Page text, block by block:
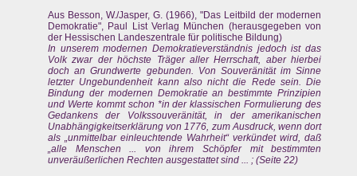
Aus Besson, W./Jasper, G. (1966), "Das Leitbild der modernen
Demokratie", Paul List Verlag München (herausgegeben von
der Hessischen Landeszentrale für politische Bildung)
In unserem modernen Demokratieverständnis jedoch ist das
Volk zwar der höchste Träger aller Herrschaft, aber hierbei
doch an Grundwerte gebunden. Von Souveränität im Sinne
letzter Ungebundenheit kann also nicht die Rede sein. Die
Bindung der modernen Demokratie an bestimmte Prinzipien
und Werte kommt schon *in der klassischen Formulierung des
Gedankens der Volkssouveränität, in der amerikanischen
Unabhängigkeitserklärung von 1776, zum Ausdruck, wenn dort
als „unmittelbar einleuchtende Wahrheit“ verkündet wird, daß
„alle Menschen ... von ihrem Schöpfer mit bestimmten
unveräußerlichen Rechten ausgestattet sind ... ; (Seite 22)